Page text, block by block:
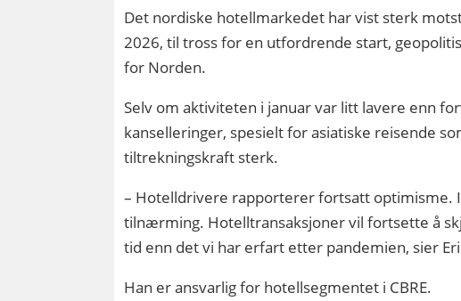
Det nordiske hotellmarkedet har vist sterk
2026, til tross for en utfordrende start,
for Norden.
Selv om aktiviteten i januar var litt lavere enn
kanselleringer, spesielt for asiatiske reisende
tiltrekningskraft sterk.
– Hotelldrivere rapporterer fortsatt optimisme.
tilnærming. Hotelltransaksjoner vil fortsette å
tid enn det vi har erfart etter pandemien, sier
Han er ansvarlig for hotellsegmentet i CBRE.